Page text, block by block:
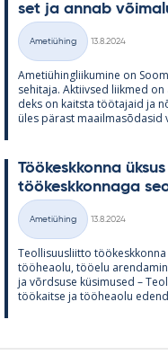
set ja an­nab
Kategooriad
Ametiühing
13.8.2024
Ame­tiü­hinglii­ku­mine on
se­hi­taja. Ak­tiiv­sed liik­med
deks on kaitsta töö­ta­jaid ja
üles pä­rast maa­il­masõ­da­sid
Töö­kesk­konna
töö­kesk­kon­naga
Kategooriad
Ametiühing
13.8.2024
Teol­li­suus­liitto
töö­heaolu, töö­elu
ja võrd­suse kü­si­mused –
töö­kaitse ja töö­heaolu